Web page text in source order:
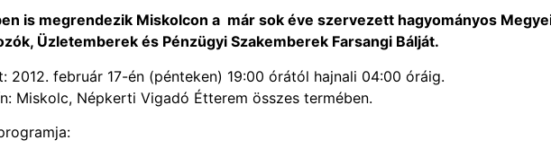
is megrendezik Miskolcon a már sok éve szervezett hagyományos
Üzletemberek és Pénzügyi Szakemberek Farsangi Bálját.
2012. február 17-én (pénteken) 19:00 órától hajnali 04:00 óráig.
Miskolc, Népkerti Vigadó Étterem összes termében.